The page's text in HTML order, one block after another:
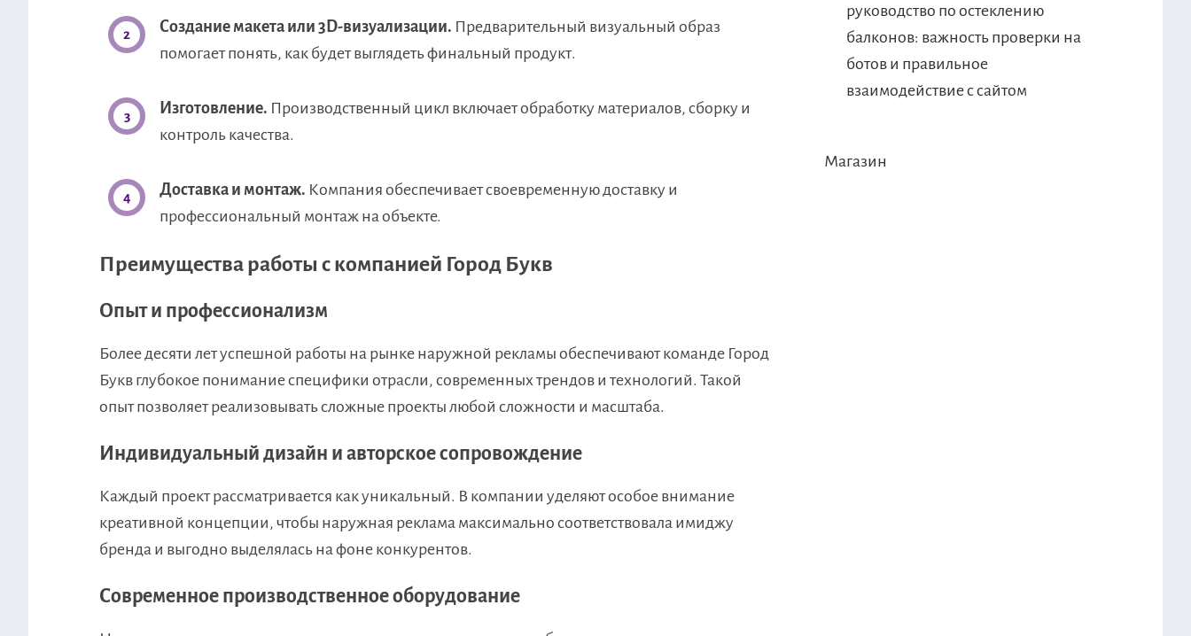
Создание макета или 3D-визуализации. Предварительный визуальный образ
помогает понять, как будет выглядеть финальный продукт.
Изготовление. Производственный цикл включает обработку материалов, сборку и
контроль качества.
Доставка и монтаж. Компания обеспечивает своевременную доставку и
профессиональный монтаж на объекте.
Преимущества работы с компанией Город Букв
Опыт и профессионализм
Более десяти лет успешной работы на рынке наружной рекламы обеспечивают команде Город
Букв глубокое понимание специфики отрасли, современных трендов и технологий. Такой
опыт позволяет реализовывать сложные проекты любой сложности и масштаба.
Индивидуальный дизайн и авторское сопровождение
Каждый проект рассматривается как уникальный. В компании уделяют особое внимание
креативной концепции, чтобы наружная реклама максимально соответствовала имиджу
бренда и выгодно выделялась на фоне конкурентов.
Современное производственное оборудование
руководство по остеклению
балконов: важность проверки на
ботов и правильное
взаимодействие с сайтом
Магазин